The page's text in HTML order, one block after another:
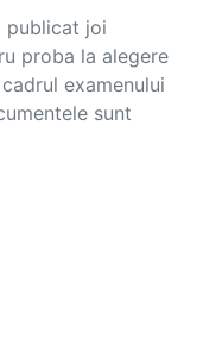
publicat joi
proba la alegere
examenului
sunt